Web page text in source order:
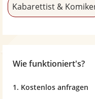
Kabarettist &
Wie funktioniert's?
1. Kostenlos anfragen